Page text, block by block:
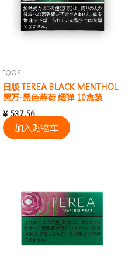
IQOS
日版 TEREA BLACK MENTHOL
黑万-黑色薄荷 烟弹 10盒装
¥537.56
加入购物车